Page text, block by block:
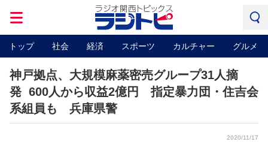
トップ 社会 経済 スポーツ カルチャー グルメ
神戸拠点、大規模麻薬密売グループ31人摘
発 600人から収益2億円 指定暴力団・住吉会
系組員も 兵庫県警
2020/11/17